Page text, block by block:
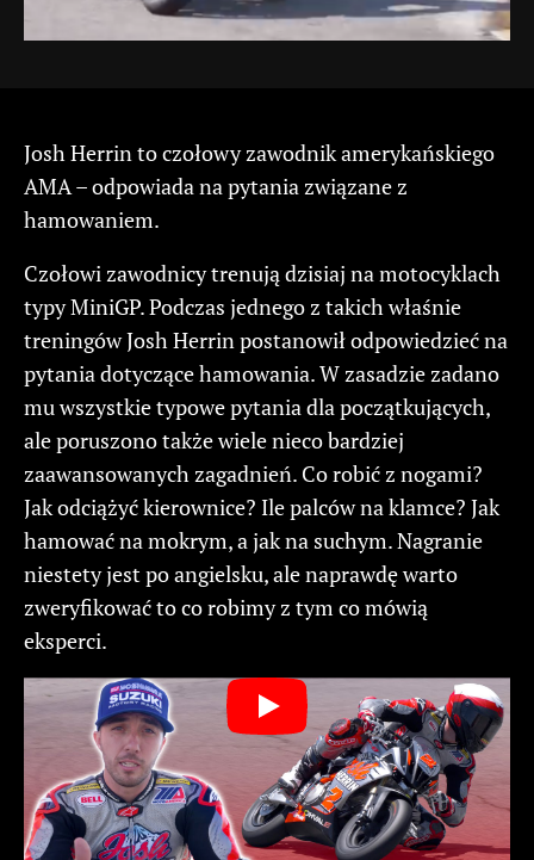
Josh Herrin to czołowy zawodnik amerykańskiego
AMA – odpowiada na pytania związane z
hamowaniem.
Czołowi zawodnicy trenują dzisiaj na motocyklach
typy MiniGP. Podczas jednego z takich właśnie
treningów Josh Herrin postanowił odpowiedzieć na
pytania dotyczące hamowania. W zasadzie zadano
mu wszystkie typowe pytania dla początkujących,
ale poruszono także wiele nieco bardziej
zaawansowanych zagadnień. Co robić z nogami?
Jak odciążyć kierownice? Ile palców na klamce? Jak
hamować na mokrym, a jak na suchym. Nagranie
niestety jest po angielsku, ale naprawdę warto
zweryfikować to co robimy z tym co mówią
eksperci.